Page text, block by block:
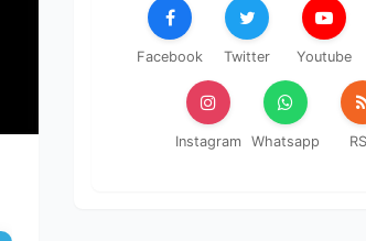
Facebook Twitter Youtube
Instagram Whatsapp